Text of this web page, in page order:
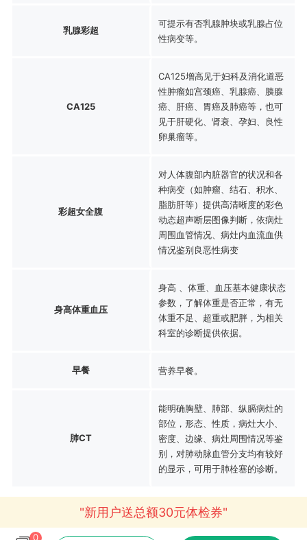
乳腺彩超
可提示有否乳腺肿块或乳腺占位
性病变等。
CA125
CA125增高见于妇科及消化道恶
性肿瘤如宫颈癌、乳腺癌、胰腺
癌、肝癌、胃癌及肺癌等，也可
见于肝硬化、肾衰、孕妇、良性
卵巢瘤等。
彩超女全腹
对人体腹部内脏器官的状况和各
种病变（如肿瘤、结石、积水、
脂肪肝等）提供高清晰度的彩色
动态超声断层图像判断，依病灶
周围血管情况、病灶内血流血供
情况鉴别良恶性病变
身高体重血压
身高 、体重、血压基本健康状态
参数，了解体重是否正常，有无
体重不足、超重或肥胖，为相关
科室的诊断提供依据。
早餐 营养早餐。
肺CT
能明确胸壁、肺部、纵膈病灶的
部位，形态、性质，病灶大小、
密度、边缘、病灶周围情况等鉴
别，对肺动脉血管分支均有较好
的显示，可用于肺栓塞的诊断。
"新用户送总额30元体检券"
0